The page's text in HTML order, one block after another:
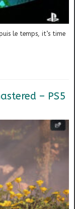
le temps, it’s time
– PS5